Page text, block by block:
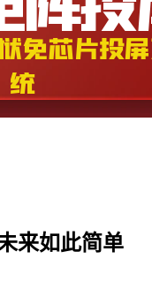
来如此简单